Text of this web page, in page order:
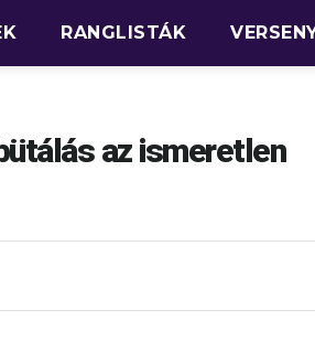
RANGLISTÁK
az ismeretlen